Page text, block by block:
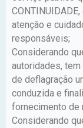
atenção e
responsáveis;
Considerando
autoridades,
de deflagração
conduzida e
fornecimento de
Considerando